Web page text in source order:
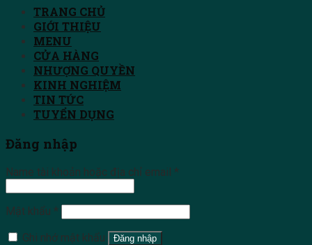
TRANG CHỦ
GIỚI THIỆU
MENU
CỬA HÀNG
NHƯỢNG QUYỀN
KINH NGHIỆM
TIN TỨC
TUYỂN DỤNG
Đăng nhập
Name tài khoản hoặc địa chỉ email *
Mật khẩu *
Ghi nhớ mật khẩu
Đăng nhập